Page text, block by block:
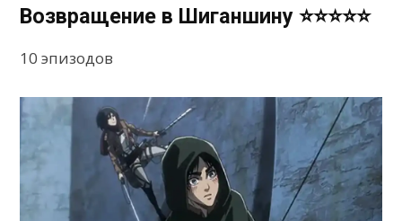
Возвращение в Шиганшину ⭐⭐⭐⭐⭐
10 эпизодов